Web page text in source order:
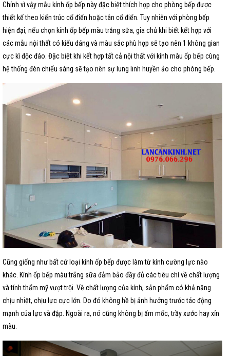
Chính vì vậy mẫu kính ốp bếp này đặc biệt thích hợp cho phòng bếp được
thiết kế theo kiến trúc cổ điển hoặc tân cổ điển. Tuy nhiên với phòng bếp
hiện đại, nếu chọn kính ốp bếp màu trắng sữa, gia chủ khi biết kết hợp với
các mẫu nội thất có kiểu dáng và màu sắc phù hợp sẽ tạo nên 1 không gian
cực kì độc đáo. Đặc biệt khi kết hợp tất cả nội thất với kính màu ốp bếp cùng
hệ thống đèn chiếu sáng sẽ tạo nên sự lung linh huyền ảo cho phòng bếp.
Cũng giống như bất cứ loại kính ốp bếp được làm từ kính cường lực nào
khác. Kính ốp bếp màu trắng sữa đảm bảo đầy đủ các tiêu chí về chất lượng
và tính thẩm mỹ vượt trội. Về chất lượng của kính, sản phẩm có khả năng
chịu nhiệt, chịu lực cực lớn. Do đó không hề bị ảnh hưởng trước tác động
mạnh của lực và đập. Ngoài ra, nó cũng không bị ẩm mốc, trầy xước hay xỉn
màu.